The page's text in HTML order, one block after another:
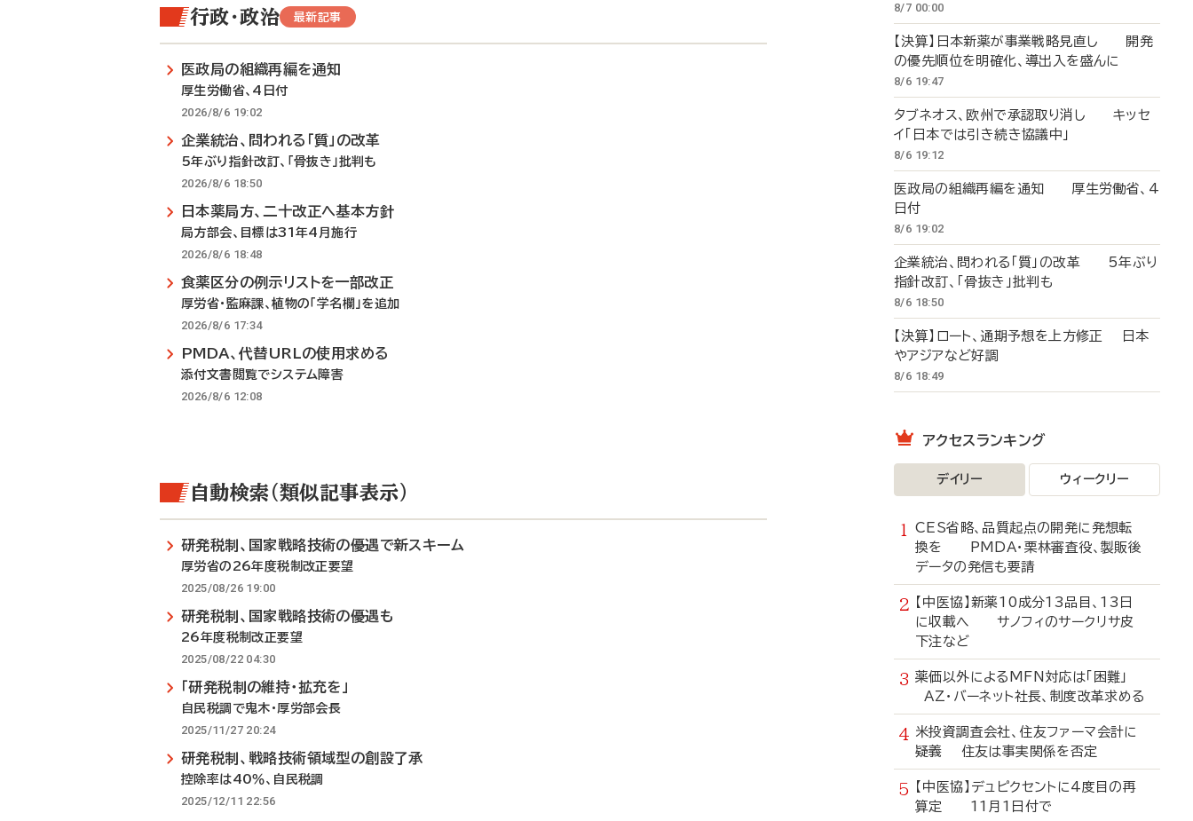
行政・政治 最新記事
医政局の組織再編を通知
厚生労働省、4日付
2026/8/6 19:02
企業統治、問われる「質」の改革
5年ぶり指針改訂、「骨抜き」批判も
2026/8/6 18:50
日本薬局方、二十改正へ基本方針
局方部会、目標は31年4月施行
2026/8/6 18:48
食薬区分の例示リストを一部改正
厚労省・監麻課、植物の「学名欄」を追加
2026/8/6 17:34
PMDA、代替URLの使用求める
添付文書閲覧でシステム障害
2026/8/6 12:08
自動検索（類似記事表示）
研発税制、国家戦略技術の優遇で新スキーム
厚労省の26年度税制改正要望
2025/08/26 19:00
研発税制、国家戦略技術の優遇も
26年度税制改正要望
2025/08/22 04:30
「研発税制の維持・拡充を」
自民税調で鬼木・厚労部会長
2025/11/27 20:24
研発税制、戦略技術領域型の創設了承
控除率は40％、自民税調
2025/12/11 22:56
8/7 00:00
【決算】日本新薬が事業戦略見直し 開発
の優先順位を明確化、導出入を盛んに
8/6 19:47
タブネオス、欧州で承認取り消し キッセ
イ「日本では引き続き協議中」
8/6 19:12
医政局の組織再編を通知 厚生労働省、4
日付
8/6 19:02
企業統治、問われる「質」の改革 5年ぶり
指針改訂、「骨抜き」批判も
8/6 18:50
【決算】ロート、通期予想を上方修正 日本
やアジアなど好調
8/6 18:49
アクセスランキング
デイリー ウィークリー
CES省略、品質起点の開発に発想転
換を PMDA・栗林審査役、製販後
データの発信も要請
【中医協】新薬10成分13品目、13日
に収載へ サノフィのサークリサ皮
下注など
薬価以外によるMFN対応は「困難」
AZ・バーネット社長、制度改革求める
米投資調査会社、住友ファーマ会計に
疑義 住友は事実関係を否定
【中医協】デュピクセントに4度目の再
算定 11月1日付で